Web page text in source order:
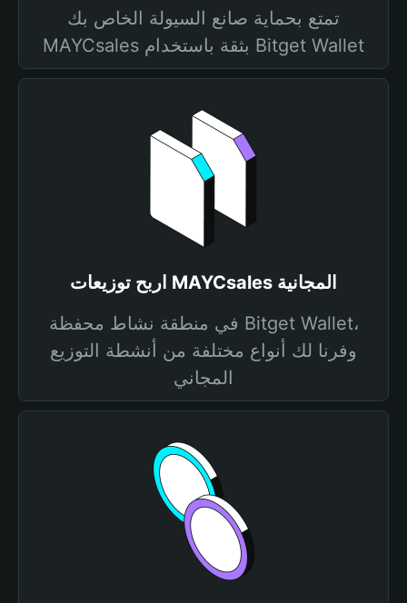
تمتع بحماية صانع السيولة الخاص بك
MAYCsales بثقة باستخدام Bitget Wallet
اربح توزيعات MAYCsales المجانية
في منطقة نشاط محفظة Bitget Wallet،
وفرنا لك أنواع مختلفة من أنشطة التوزيع
المجاني